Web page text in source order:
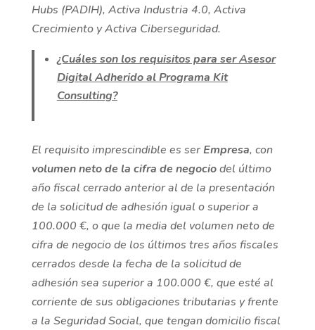
Hubs (PADIH), Activa Industria 4.0, Activa
Crecimiento y Activa Ciberseguridad.
¿Cuáles son los requisitos para ser Asesor
Digital Adherido al Programa Kit
Consulting?
El requisito imprescindible es serEmpresa, con
volumen neto de la cifra de negociodel último
año fiscal cerrado anterior al de la presentación
de la solicitud de adhesión igual o superior a
100.000 €, o que la media del volumen neto de
cifra de negocio de los últimos tres años fiscales
cerrados desde la fecha de la solicitud de
adhesión sea superior a 100.000 €, que esté al
corriente de sus obligaciones tributarias y frente
a la Seguridad Social, que tengan domicilio fiscal